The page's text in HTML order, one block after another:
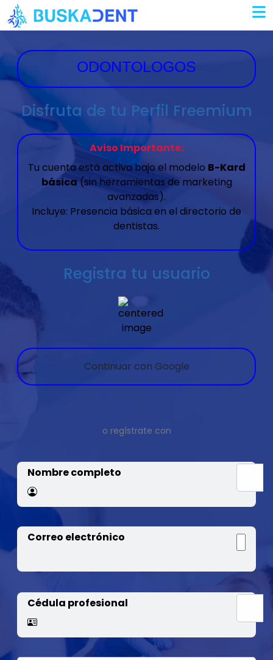
ODONTOLOGOS
Disfruta de tu Perfil Freemium
Aviso Importante:
Tu cuenta está activa bajo el modelo B-Kard
básica (sin herramientas de marketing
avanzadas).
Incluye: Presencia básica en el directorio de
dentistas.
Registra tu usuario
Continuar con Google
o regístrate con
Nombre completo
Correo electrónico
Cédula profesional